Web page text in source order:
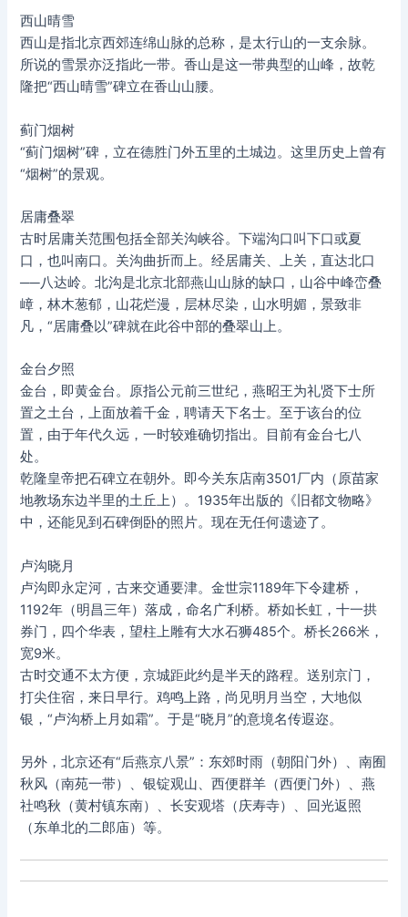
西山晴雪
西山是指北京西郊连绵山脉的总称，是太行山的一支余脉。
所说的雪景亦泛指此一带。香山是这一带典型的山峰，故乾
隆把“西山晴雪”碑立在香山山腰。
蓟门烟树
“蓟门烟树”碑，立在德胜门外五里的土城边。这里历史上曾有
“烟树”的景观。
居庸叠翠
古时居庸关范围包括全部关沟峡谷。下端沟口叫下口或夏
口，也叫南口。关沟曲折而上。经居庸关、上关，直达北口
──八达岭。北沟是北京北部燕山山脉的缺口，山谷中峰峦叠
嶂，林木葱郁，山花烂漫，层林尽染，山水明媚，景致非
凡，“居庸叠以”碑就在此谷中部的叠翠山上。
金台夕照
金台，即黄金台。原指公元前三世纪，燕昭王为礼贤下士所
置之土台，上面放着千金，聘请天下名士。至于该台的位
置，由于年代久远，一时较难确切指出。目前有金台七八
处。
乾隆皇帝把石碑立在朝外。即今关东店南3501厂内（原苗家
地教场东边半里的土丘上）。1935年出版的《旧都文物略》
中，还能见到石碑倒卧的照片。现在无任何遗迹了。
卢沟晓月
卢沟即永定河，古来交通要津。金世宗1189年下令建桥，
1192年（明昌三年）落成，命名广利桥。桥如长虹，十一拱
券门，四个华表，望柱上雕有大水石狮485个。桥长266米，
宽9米。
古时交通不太方便，京城距此约是半天的路程。送别京门，
打尖住宿，来日早行。鸡鸣上路，尚见明月当空，大地似
银，“卢沟桥上月如霜”。于是“晓月”的意境名传遐迩。
另外，北京还有“后燕京八景”：东郊时雨（朝阳门外）、南囿
秋风（南苑一带）、银锭观山、西便群羊（西便门外）、燕
社鸣秋（黄村镇东南）、长安观塔（庆寿寺）、回光返照
（东单北的二郎庙）等。